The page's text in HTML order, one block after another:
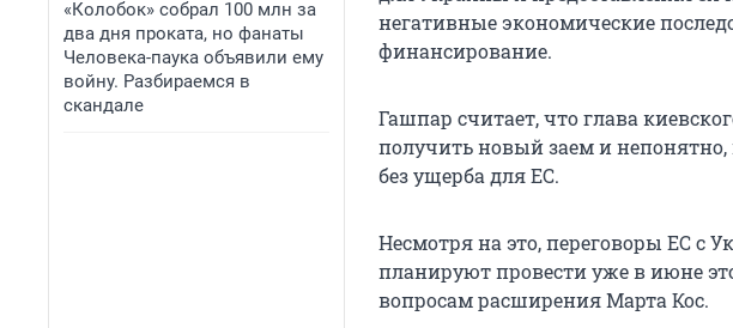
«Колобок» собрал 100 млн за
два дня проката, но фанаты
Человека-паука объявили ему
войну. Разбираемся в
скандале
негативные экономические
финансирование.
Гашпар считает, что глава
получить новый заем и
без ущерба для ЕС.
Несмотря на это, переговоры ЕС с
планируют провести уже в июне
вопросам расширения Марта Кос.